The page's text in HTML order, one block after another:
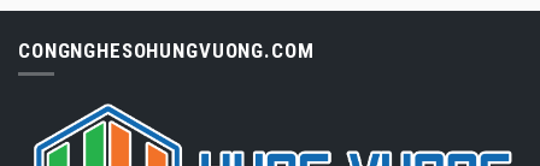
CONGNGHESOHUNGVUONG.COM